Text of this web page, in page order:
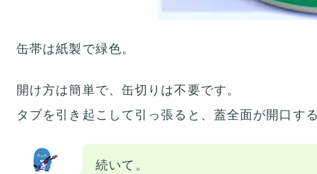
缶帯は紙製で緑色。
開け方は簡単で、缶切りは不要です。
タブを引き起こして引っ張ると、蓋全面が開口す
続いて。